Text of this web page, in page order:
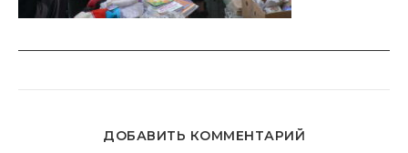
ДОБАВИТЬ КОММЕНТАРИЙ